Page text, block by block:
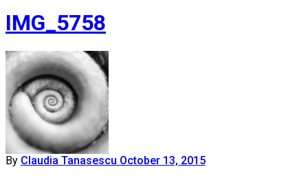
IMG_5758
By Claudia Tanasescu October 13, 2015